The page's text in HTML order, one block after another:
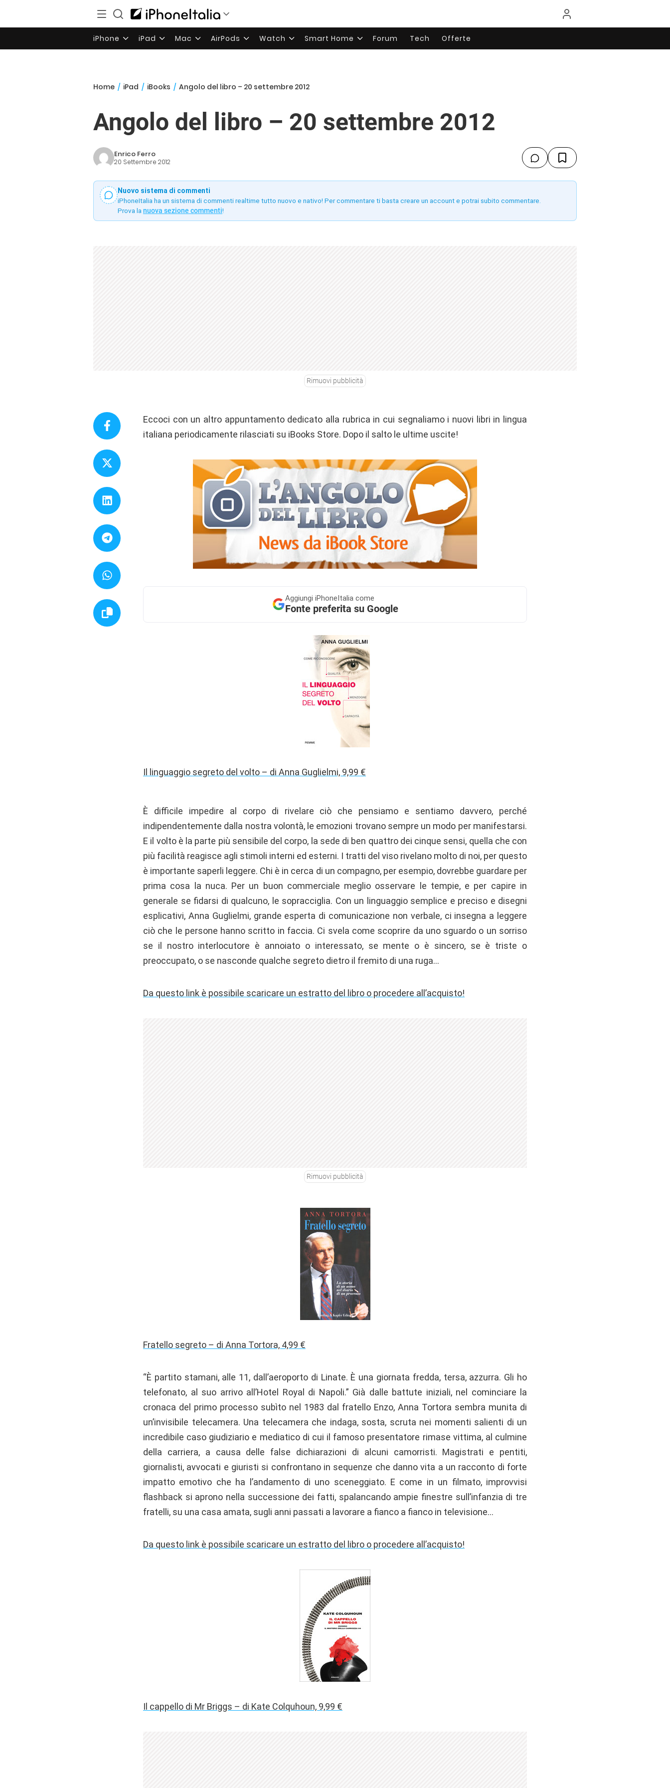
iPhone iPad Mac AirPods Watch Smart Home Forum Tech Offerte
Home / iPad / iBooks / Angolo del libro – 20 settembre 2012
Angolo del libro – 20 settembre 2012
Enrico Ferro
20 Settembre 2012
Nuovo sistema di commenti
iPhoneItalia ha un sistema di commenti realtime tutto nuovo e nativo! Per commentare ti basta creare un account e potrai subito commentare.
Prova la nuova sezione commenti!
Rimuovi pubblicità
Eccoci con un altro appuntamento dedicato alla rubrica in cui segnaliamo i nuovi libri in lingua
italiana periodicamente rilasciati su iBooks Store. Dopo il salto le ultime uscite!
Aggiungi iPhoneItalia come
Fonte preferita su Google
Il linguaggio segreto del volto – di Anna Guglielmi, 9,99 €
È difficile impedire al corpo di rivelare ciò che pensiamo e sentiamo davvero, perché
indipendentemente dalla nostra volontà, le emozioni trovano sempre un modo per manifestarsi.
E il volto è la parte più sensibile del corpo, la sede di ben quattro dei cinque sensi, quella che con
più facilità reagisce agli stimoli interni ed esterni. I tratti del viso rivelano molto di noi, per questo
è importante saperli leggere. Chi è in cerca di un compagno, per esempio, dovrebbe guardare per
prima cosa la nuca. Per un buon commerciale meglio osservare le tempie, e per capire in
generale se fidarsi di qualcuno, le sopracciglia. Con un linguaggio semplice e preciso e disegni
esplicativi, Anna Guglielmi, grande esperta di comunicazione non verbale, ci insegna a leggere
ciò che le persone hanno scritto in faccia. Ci svela come scoprire da uno sguardo o un sorriso
se il nostro interlocutore è annoiato o interessato, se mente o è sincero, se è triste o
preoccupato, o se nasconde qualche segreto dietro il fremito di una ruga…
Da questo link è possibile scaricare un estratto del libro o procedere all’acquisto!
Rimuovi pubblicità
Fratello segreto – di Anna Tortora, 4,99 €
“È partito stamani, alle 11, dall’aeroporto di Linate. È una giornata fredda, tersa, azzurra. Gli ho
telefonato, al suo arrivo all’Hotel Royal di Napoli.” Già dalle battute iniziali, nel cominciare la
cronaca del primo processo subìto nel 1983 dal fratello Enzo, Anna Tortora sembra munita di
un’invisibile telecamera. Una telecamera che indaga, sosta, scruta nei momenti salienti di un
incredibile caso giudiziario e mediatico di cui il famoso presentatore rimase vittima, al culmine
della carriera, a causa delle false dichiarazioni di alcuni camorristi. Magistrati e pentiti,
giornalisti, avvocati e giuristi si confrontano in sequenze che danno vita a un racconto di forte
impatto emotivo che ha l’andamento di uno sceneggiato. E come in un filmato, improvvisi
flashback si aprono nella successione dei fatti, spalancando ampie finestre sull’infanzia di tre
fratelli, su una casa amata, sugli anni passati a lavorare a fianco a fianco in televisione…
Da questo link è possibile scaricare un estratto del libro o procedere all’acquisto!
Il cappello di Mr Briggs – di Kate Colquhoun, 9,99 €